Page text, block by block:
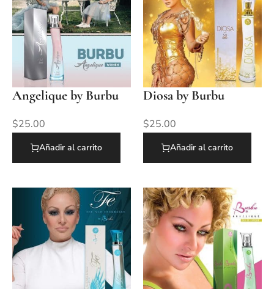
Angelique by Burbu
$25.00
Añadir al carrito
Diosa by Burbu
$25.00
Añadir al carrito